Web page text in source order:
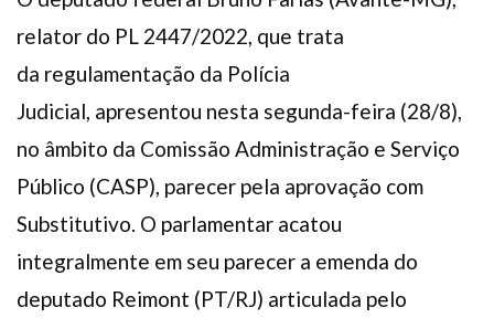
relator do PL 2447/2022, que trata
da regulamentação da Polícia
Judicial, apresentou nesta segunda-feira (28/8),
no âmbito da Comissão Administração e Serviço
Público (CASP), parecer pela aprovação com
Substitutivo. O parlamentar acatou
integralmente em seu parecer a emenda do
deputado Reimont (PT/RJ) articulada pelo